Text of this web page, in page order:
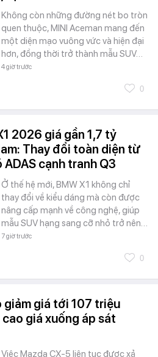
Không còn những đường nét bo tròn
quen thuộc, MINI Aceman mang đến
một diện mạo vuông vức và hiện đại
hơn, đồng thời trở thành mẫu SUV…
4 giờ trước
0
2026 giá gần 1,7 tỷ
Thay đổi toàn diện từ
cạnh tranh Q3
Ở thế hệ mới, BMW X1 không chỉ
thay đổi về kiểu dáng mà còn được
nâng cấp mạnh về công nghệ, giúp
mẫu SUV hạng sang cỡ nhỏ trở nên…
7 giờ trước
0
giảm giá tới 107 triệu
giá xuống áp sát
Việc Mazda CX-5 liên tục được xả